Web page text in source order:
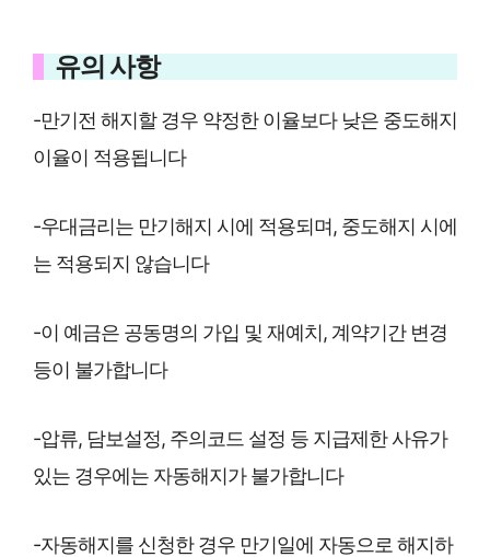
유의 사항
-만기전 해지할 경우 약정한 이율보다 낮은 중도해지
이율이 적용됩니다
-우대금리는 만기해지 시에 적용되며, 중도해지 시에
는 적용되지 않습니다
-이 예금은 공동명의 가입 및 재예치, 계약기간 변경
등이 불가합니다
-압류, 담보설정, 주의코드 설정 등 지급제한 사유가
있는 경우에는 자동해지가 불가합니다
-자동해지를 신청한 경우 만기일에 자동으로 해지하